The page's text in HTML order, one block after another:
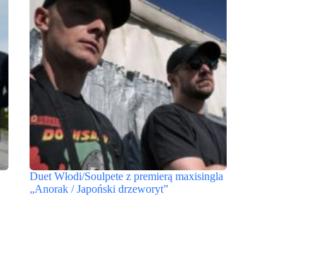
Duet Włodi/Soulpete z premierą maxisingla
„Anorak / Japoński drzeworyt”